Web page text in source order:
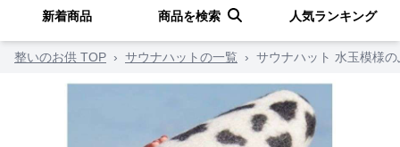
新着商品 商品を検索 人気ランキング
整いのお供 TOP › サウナハットの一覧 › サウナハット 水玉模様